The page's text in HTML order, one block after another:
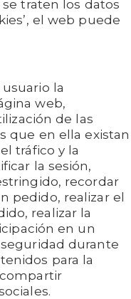
traten los datos
el web puede
la
web,
de las
que en ella existan
tráfico y la
la sesión,
recordar
pedido, realizar el
realizar la
en un
durante
para la